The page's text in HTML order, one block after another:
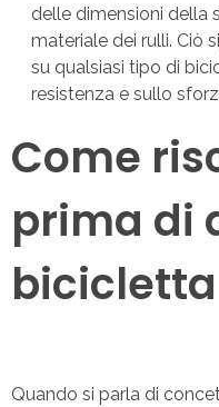
delle dimensioni della
materiale dei rulli. Ciò
su qualsiasi tipo di
resistenza e sullo
Come
prima di
Quando si parla di